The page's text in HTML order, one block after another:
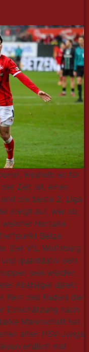
weshalb es für
Zeit ist, einen
die beste 2. Liga
steigt auf, wer ab,
welcher Hottake
Betze
Der VfL Wolfsburg
quantitativ sehr
sein werden.
Absteiger direkt
Kern des Kaders der
Einschätzung nach
Mannschaft hat.
alten HSV-Jungs
endlich mal